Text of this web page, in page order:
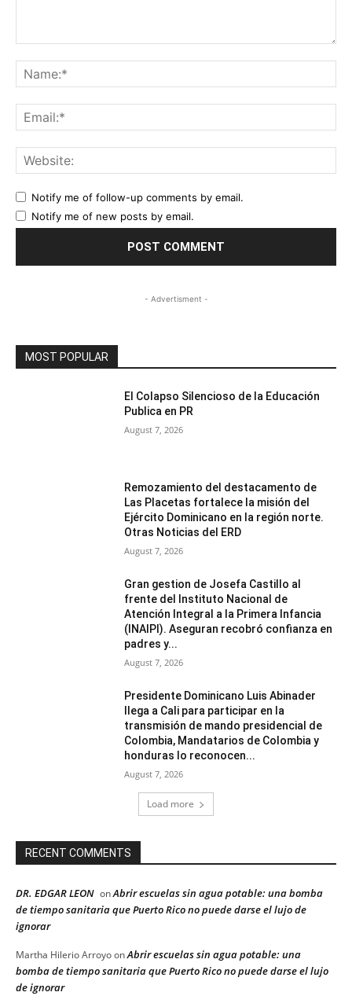
Notify me of follow-up comments by email.
Notify me of new posts by email.
- Advertisment -
MOST POPULAR
El Colapso Silencioso de la Educación
Publica en PR
August 7, 2026
Remozamiento del destacamento de
Las Placetas fortalece la misión del
Ejército Dominicano en la región norte.
Otras Noticias del ERD
August 7, 2026
Gran gestion de Josefa Castillo al
frente del Instituto Nacional de
Atención Integral a la Primera Infancia
(INAIPI). Aseguran recobró confianza en
padres y...
August 7, 2026
Presidente Dominicano Luis Abinader
llega a Cali para participar en la
transmisión de mando presidencial de
Colombia, Mandatarios de Colombia y
honduras lo reconocen...
August 7, 2026
Load more
RECENT COMMENTS
DR. EDGAR LEON onAbrir escuelas sin agua potable: una bomba
de tiempo sanitaria que Puerto Rico no puede darse el lujo de
ignorar
Martha Hilerio ArroyoonAbrir escuelas sin agua potable: una
bomba de tiempo sanitaria que Puerto Rico no puede darse el lujo
de ignorar